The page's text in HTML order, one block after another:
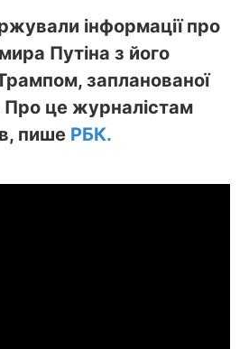
інформації про
Путіна з його
запланованої
Про це журналістам
пише РБК.